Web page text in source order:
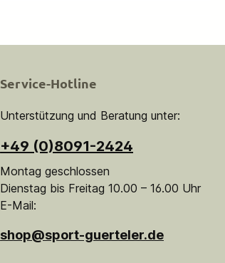
Service-Hotline
Unterstützung und Beratung unter:
+49 (0)8091-2424
Montag geschlossen
Dienstag bis Freitag 10.00 – 16.00 Uhr
E-Mail:
shop@sport-guerteler.de